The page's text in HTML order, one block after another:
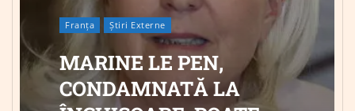
Franța Știri Externe
MARINE LE PEN,
CONDAMNATĂ LA